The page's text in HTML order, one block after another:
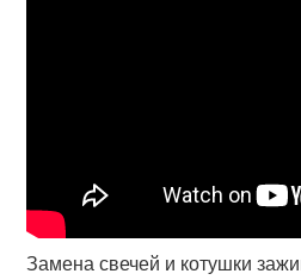
Замена свечей и котушки